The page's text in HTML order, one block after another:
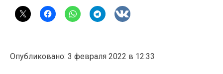
Опубликовано: 3 февраля 2022 в 12:33